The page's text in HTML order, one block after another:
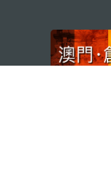
external